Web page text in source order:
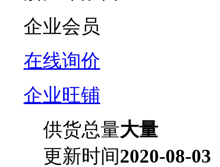
企业会员
在线询价
企业旺铺
供货总量大量
更新时间2020-08-03